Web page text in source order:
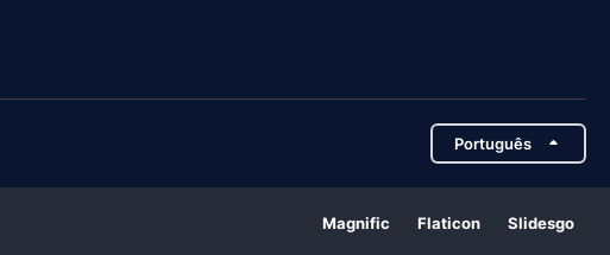
Português
Magnific Flaticon Slidesgo